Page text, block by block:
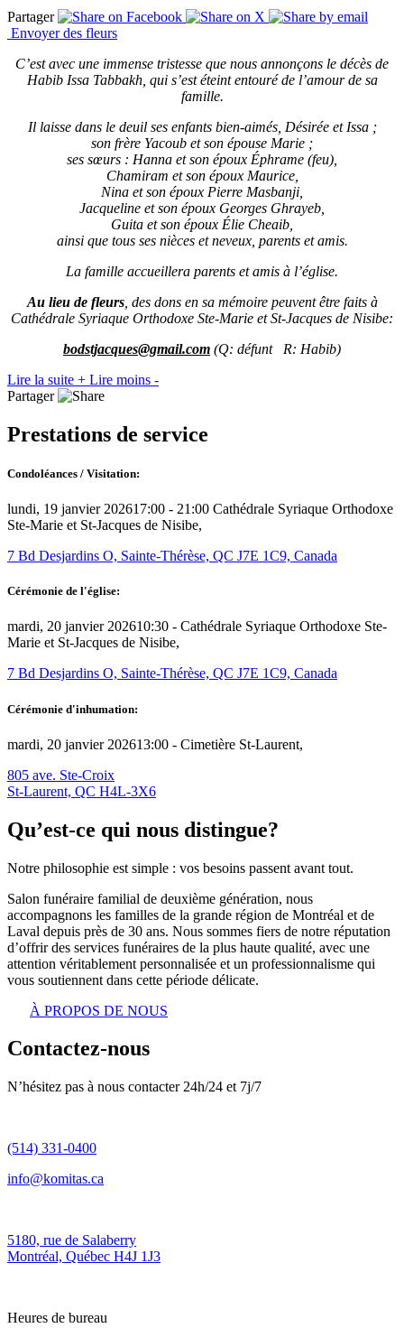
Partager
Envoyer des fleurs
C’est avec une immense tristesse que nous annonçons le décès de
Habib Issa Tabbakh, qui s’est éteint entouré de l’amour de sa
famille.
Il laisse dans le deuil ses enfants bien-aimés, Désirée et Issa ;
son frère Yacoub et son épouse Marie ;
ses sœurs : Hanna et son époux Éphrame (feu),
Chamiram et son époux Maurice,
Nina et son époux Pierre Masbanji,
Jacqueline et son époux Georges Ghrayeb,
Guita et son époux Élie Cheaib,
ainsi que tous ses nièces et neveux, parents et amis.
La famille accueillera parents et amis à l’église.
Au lieu de fleurs, des dons en sa mémoire peuvent être faits à
Cathédrale Syriaque Orthodoxe Ste-Marie et St-Jacques de Nisibe:
bodstjacques@gmail.com (Q: défunt R: Habib)
Lire la suite + Lire moins -
Partager
Prestations de service
Condoléances / Visitation:
lundi, 19 janvier 202617:00 - 21:00 Cathédrale Syriaque Orthodoxe
Ste-Marie et St-Jacques de Nisibe,
7 Bd Desjardins O, Sainte-Thérèse, QC J7E 1C9, Canada
Cérémonie de l'église:
mardi, 20 janvier 202610:30 - Cathédrale Syriaque Orthodoxe Ste-
Marie et St-Jacques de Nisibe,
7 Bd Desjardins O, Sainte-Thérèse, QC J7E 1C9, Canada
Cérémonie d'inhumation:
mardi, 20 janvier 202613:00 - Cimetière St-Laurent,
805 ave. Ste-Croix
St-Laurent, QC H4L-3X6
Qu’est-ce qui nous distingue?
Notre philosophie est simple : vos besoins passent avant tout.
Salon funéraire familial de deuxième génération, nous
accompagnons les familles de la grande région de Montréal et de
Laval depuis près de 30 ans. Nous sommes fiers de notre réputation
d’offrir des services funéraires de la plus haute qualité, avec une
attention véritablement personnalisée et un professionnalisme qui
vous soutiennent dans cette période délicate.
À PROPOS DE NOUS
Contactez-nous
N’hésitez pas à nous contacter 24h/24 et 7j/7
(514) 331-0400
info@komitas.ca
5180, rue de Salaberry
Montréal, Québec H4J 1J3
Heures de bureau